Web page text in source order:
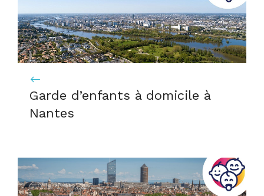
Garde d’enfants à domicile à
Nantes